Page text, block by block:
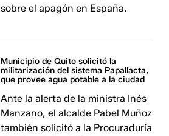
sobre el apagón en España.
Municipio de Quito solicitó la
militarización del sistema Papallacta,
que provee agua potable a la ciudad
Ante la alerta de la ministra Inés
Manzano, el alcalde Pabel Muñoz
también solicitó a la Procuraduría